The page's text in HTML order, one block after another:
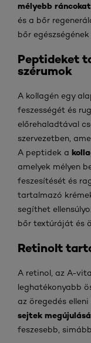
mélyebb ráncokat
és a bőr
bőr
Peptideket
szérumok
A kollagén egy
feszességét és
előrehaladtával
szervezetben,
A peptidek a
amelyek mélyen
feszesítését és
tartalmazó
segíthet
bőr textúráját és
Retinolt
A retinol, az A-
leghatékonyabb
az öregedés
sejtek
feszesebb,